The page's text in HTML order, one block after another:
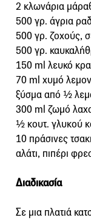
2 κλωνάρια
500 γρ. άγρια
500 γρ. ζοχούς,
500 γρ.
150 ml λευκό
70 ml χυμό
ξύσμα από ½
300 ml ζωμό
½ κουτ. γλυκού
10 πράσινες
αλάτι, πιπέρι
Διαδικασία
Σε μια πλατιά